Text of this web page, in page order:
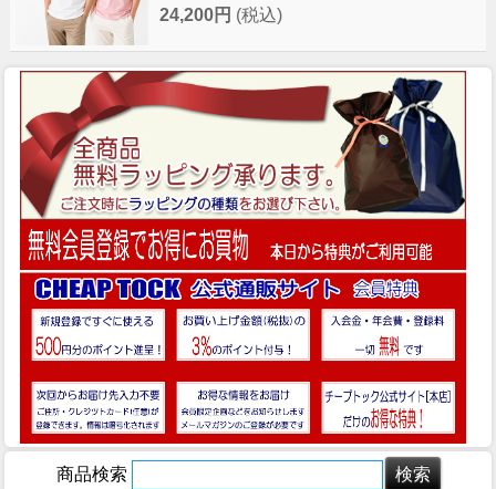
24,200円 (税込)
商品検索